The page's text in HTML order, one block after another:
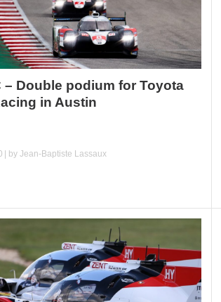
– Double podium for Toyota
in Austin
| by Jean-Baptiste Lassaux